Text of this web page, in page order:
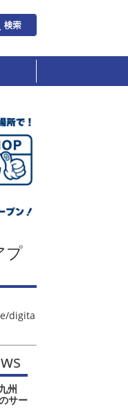
プ
digita
州
サー